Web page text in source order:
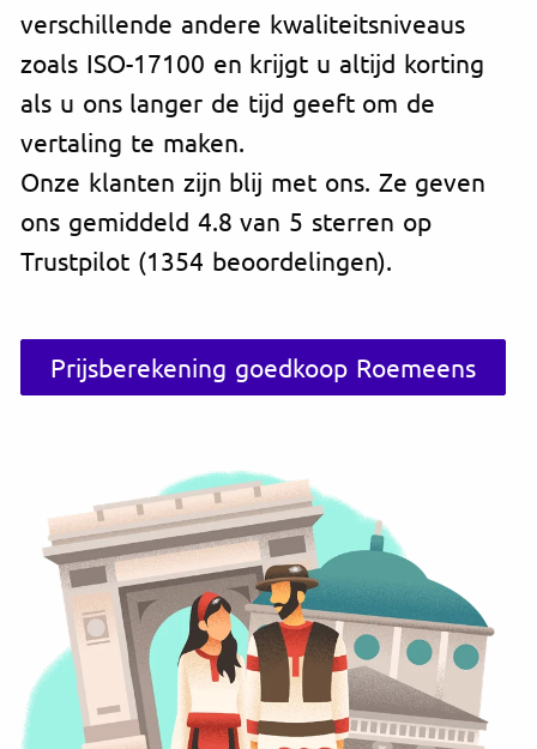
verschillende andere kwaliteitsniveaus
zoals ISO-17100 en krijgt u altijd korting
als u ons langer de tijd geeft om de
vertaling te maken.
Onze klanten zijn blij met ons. Ze geven
ons gemiddeld 4.8 van 5 sterren op
Trustpilot (1354 beoordelingen).
Prijsberekening goedkoop Roemeens